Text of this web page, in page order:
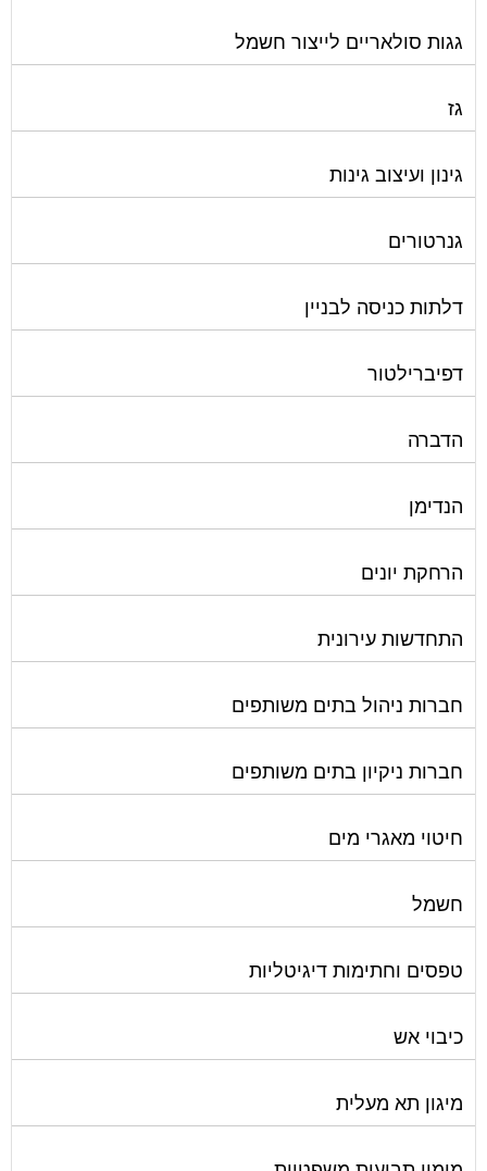
גגות סולאריים לייצור חשמל
גז
גינון ועיצוב גינות
גנרטורים
דלתות כניסה לבניין
דפיברילטור
הדברה
הנדימן
הרחקת יונים
התחדשות עירונית
חברות ניהול בתים משותפים
חברות ניקיון בתים משותפים
חיטוי מאגרי מים
חשמל
טפסים וחתימות דיגיטליות
כיבוי אש
מיגון תא מעלית